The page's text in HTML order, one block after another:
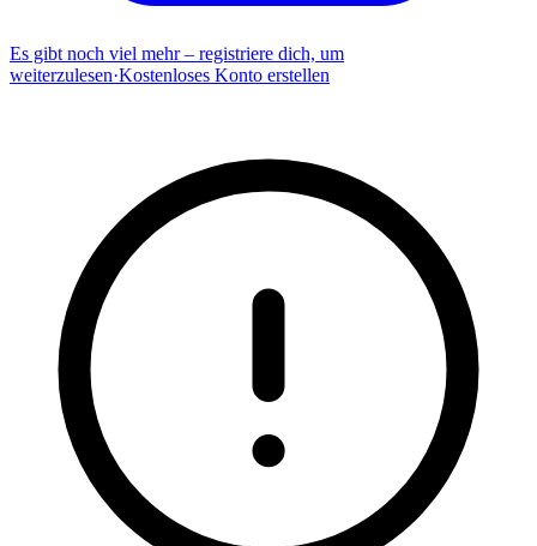
Es gibt noch viel mehr – registriere dich, um
weiterzulesen·Kostenloses Konto erstellen